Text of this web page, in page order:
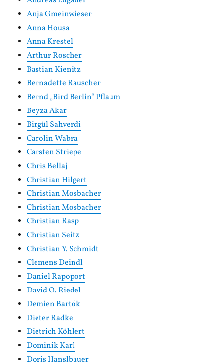
Anja Gmeinwieser
Anna Housa
Anna Krestel
Arthur Roscher
Bastian Kienitz
Bernadette Rauscher
Bernd „Bird Berlin“ Pflaum
Beyza Akar
Birgül Sahverdi
Carolin Wabra
Carsten Striepe
Chris Bellaj
Christian Hilgert
Christian Mosbacher
Christian Mosbacher
Christian Rasp
Christian Seitz
Christian Y. Schmidt
Clemens Deindl
Daniel Rapoport
David O. Riedel
Demien Bartók
Dieter Radke
Dietrich Köhlert
Dominik Karl
Doris Hanslbauer